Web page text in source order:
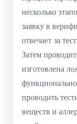
несколько
заявку в
отвечает за
Затем
изготовлена
проводить
веществ и